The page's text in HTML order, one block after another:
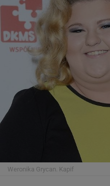
Weronika Grycan. Kapif